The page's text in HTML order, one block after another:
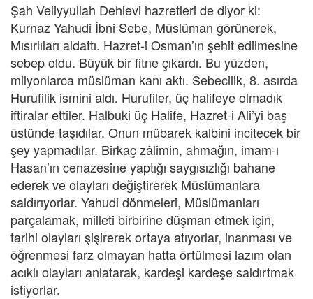
Şah Veliyyullah Dehlevi hazretleri de diyor ki:
Kurnaz Yahudi İbni Sebe, Müslüman görünerek,
Mısırlıları aldattı. Hazret-i Osman’ın şehit edilmesine
sebep oldu. Büyük bir fitne çıkardı. Bu yüzden,
milyonlarca müslüman kanı aktı. Sebecilik, 8. asırda
Hurufilik ismini aldı. Hurufiler, üç halifeye olmadık
iftiralar ettiler. Halbuki üç Halife, Hazret-i Ali’yi baş
üstünde taşıdılar. Onun mübarek kalbini incitecek bir
şey yapmadılar. Birkaç zâlimin, ahmağın, imam-ı
Hasan’ın cenazesine yaptığı saygısızlığı bahane
ederek ve olayları değiştirerek Müslümanlara
saldırıyorlar. Yahudi dönmeleri, Müslümanları
parçalamak, milleti birbirine düşman etmek için,
tarihi olayları şişirerek ortaya atıyorlar, inanması ve
öğrenmesi farz olmayan hatta örtülmesi lazım olan
acıklı olayları anlatarak, kardeşi kardeşe saldırtmak
istiyorlar.